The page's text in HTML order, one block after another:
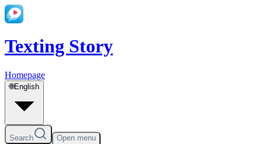
Texting Story
Homepage
🌐English
Search Open menu